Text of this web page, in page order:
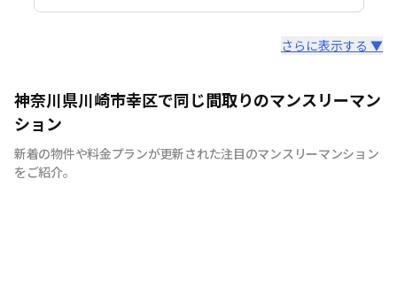
当社は東京都大田区・品川区・川崎駅周辺を主に260部屋
運営をしております。地域密着型でお客様にとって最適な
お部屋のご紹介をさせていただきます。駐車場付きやご家
族様向けの広めのお部屋、出張の際の宿舎利用までご用意
できますので、お気軽にお問合せくださいませ。
さらに表示する ▼
神奈川県川崎市幸区で同じ間取りのマンスリーマン
ション
新着の物件や料金プランが更新された注目のマンスリーマンション
をご紹介。